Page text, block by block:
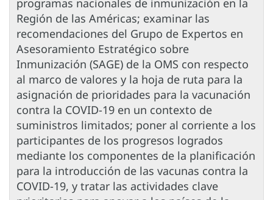
programas nacionales de inmunización en la
Región de las Américas; examinar las
recomendaciones del Grupo de Expertos en
Asesoramiento Estratégico sobre
Inmunización (SAGE) de la OMS con respecto
al marco de valores y la hoja de ruta para la
asignación de prioridades para la vacunación
contra la COVID-19 en un contexto de
suministros limitados; poner al corriente a los
participantes de los progresos logrados
mediante los componentes de la planificación
para la introducción de las vacunas contra la
COVID-19, y tratar las actividades clave